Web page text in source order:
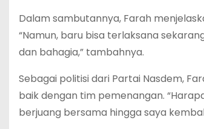
Dalam sambutannya, Farah
“Namun, baru bisa terlaksana
dan bahagia,” tambahnya.
Sebagai politisi dari Partai Nasdem,
baik dengan tim pemenangan.
berjuang bersama hingga saya